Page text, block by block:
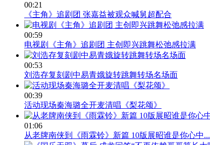
00:21
《主角》追剧团 张嘉益被观众喊舅超配合
00:59
电视剧《主角》追剧团 主创即兴跳舞松弛感拉满
00:53
刘浩存复刻剧中易青娥旋转跳舞转场名场面
00:39
活动现场秦海璐全开麦清唱《梨花颂》
01:06
从老牌南侠到《雨霖铃》新篇 10版展昭谁是你心中...